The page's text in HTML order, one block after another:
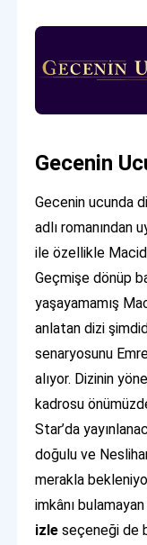
Gecenin
Gecenin ucunda
adlı romanından
ile özellikle
Geçmişe dönüp
yaşayamamış
anlatan dizi
senaryosunu
alıyor. Dizinin
kadrosu
Star’da
doğulu ve
merakla
imkânı
izleseçeneği de